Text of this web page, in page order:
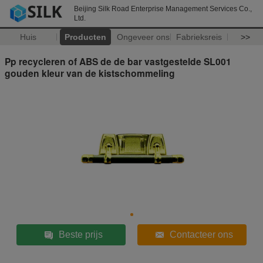
Beijing Silk Road Enterprise Management Services Co.,
Ltd.
Huis Producten Ongeveer ons Fabrieksreis >>
Pp recycleren of ABS de de bar vastgestelde SL001
gouden kleur van de kistschommeling
Beste prijs Contacteer ons